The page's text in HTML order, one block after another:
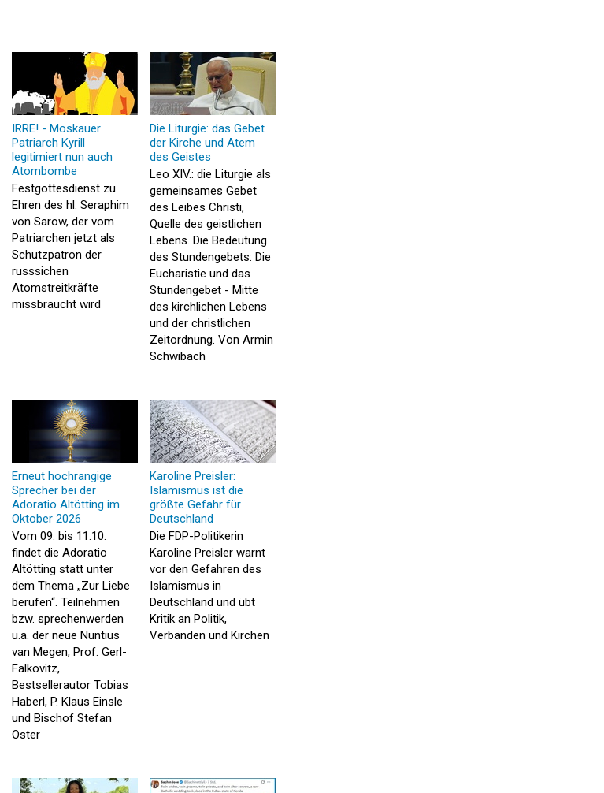
IRRE! - Moskauer
Patriarch Kyrill
legitimiert nun auch
Atombombe
Festgottesdienst zu
Ehren des hl. Seraphim
von Sarow, der vom
Patriarchen jetzt als
Schutzpatron der
russsichen
Atomstreitkräfte
missbraucht wird
Die Liturgie: das Gebet
der Kirche und Atem
des Geistes
Leo XIV.: die Liturgie als
gemeinsames Gebet
des Leibes Christi,
Quelle des geistlichen
Lebens. Die Bedeutung
des Stundengebets: Die
Eucharistie und das
Stundengebet - Mitte
des kirchlichen Lebens
und der christlichen
Zeitordnung. Von Armin
Schwibach
Erneut hochrangige
Sprecher bei der
Adoratio Altötting im
Oktober 2026
Vom 09. bis 11.10.
findet die Adoratio
Altötting statt unter
dem Thema „Zur Liebe
berufen“. Teilnehmen
bzw. sprechenwerden
u.a. der neue Nuntius
van Megen, Prof. Gerl-
Falkovitz,
Bestsellerautor Tobias
Haberl, P. Klaus Einsle
und Bischof Stefan
Oster
Karoline Preisler:
Islamismus ist die
größte Gefahr für
Deutschland
Die FDP-Politikerin
Karoline Preisler warnt
vor den Gefahren des
Islamismus in
Deutschland und übt
Kritik an Politik,
Verbänden und Kirchen